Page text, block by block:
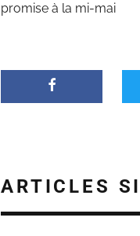
promise à la mi-mai
ARTICLES